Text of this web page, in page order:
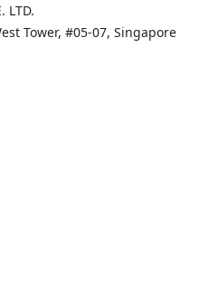
LTD.
Tower, #05-07, Singapore